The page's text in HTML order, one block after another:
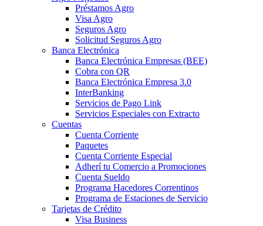
Préstamos Agro
Visa Agro
Seguros Agro
Solicitud Seguros Agro
Banca Electrónica
Banca Electrónica Empresas (BEE)
Cobra con QR
Banca Electrónica Empresa 3.0
InterBanking
Servicios de Pago Link
Servicios Especiales con Extracto
Cuentas
Cuenta Corriente
Paquetes
Cuenta Corriente Especial
Adherí tu Comercio a Promociones
Cuenta Sueldo
Programa Hacedores Correntinos
Programa de Estaciones de Servicio
Tarjetas de Crédito
Visa Business